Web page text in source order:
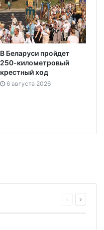
В Беларуси пройдет
250-километровый
крестный ход
6 августа 2026